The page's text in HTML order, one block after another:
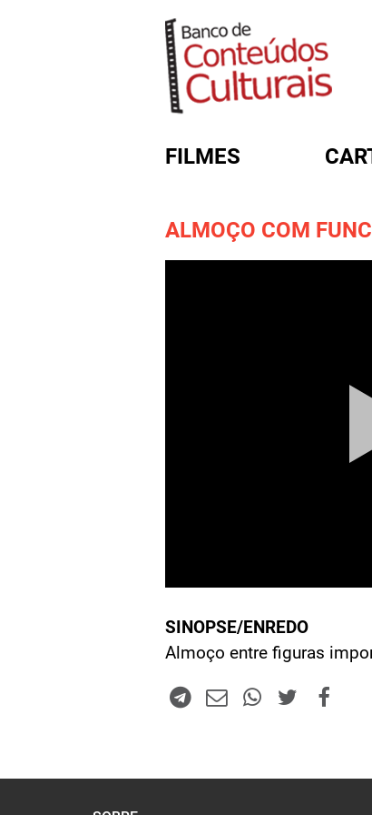
FILMES
ALMOÇO COM
SINOPSE/ENREDO
Almoço entre figuras
FORMULÁRIO DE